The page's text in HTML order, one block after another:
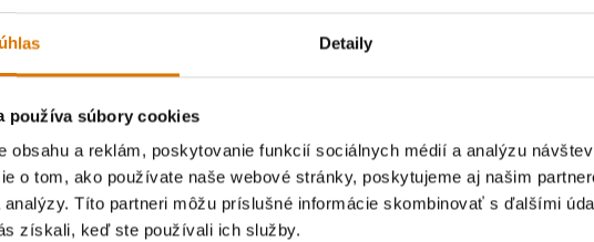
Detaily
používa súbory cookies
obsahu a reklám, poskytovanie funkcií sociálnych médií a analýzu
o tom, ako používate naše webové stránky, poskytujeme aj našim
analýzy. Títo partneri môžu príslušné informácie skombinovať s ďalšími
získali, keď ste používali ich služby.